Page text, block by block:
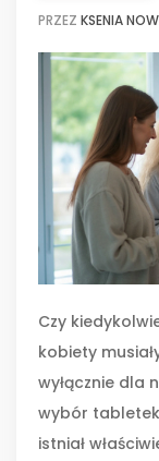
PRZEZ KSENIA
Czy
kobiety
wyłącznie dla
wybór
istniał